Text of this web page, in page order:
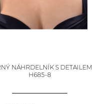
NÁHRDELNÍK S DETAILEM
H685-8